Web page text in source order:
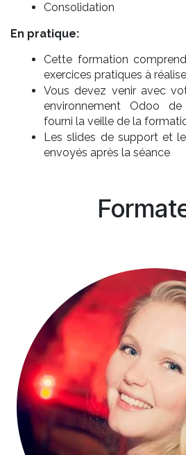
Consolidation
En pratique:
Cette formation
exercices pratiques à
Vous devez venir avec
environnement Odoo
fourni la veille de la
Les slides de support et
envoyés après la séance